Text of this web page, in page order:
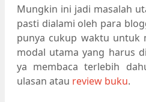
Mungkin ini jadi masalah
pasti dialami oleh para
punya cukup waktu untuk
modal utama yang harus
ya membaca terlebih
ulasan atau review buku.